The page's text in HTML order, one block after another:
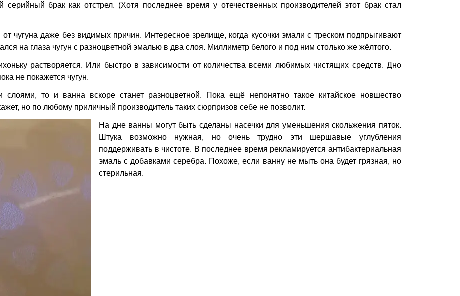
серийный брак как отстрел. (Хотя последнее время у отечественных производителей этот брак стал
чугуна даже без видимых причин. Интересное зрелище, когда кусочки эмали с треском подпрыгивают
на глаза чугун с разноцветной эмалью в два слоя. Миллиметр белого и под ним столько же жёлтого.
растворяется. Или быстро в зависимости от количества всеми любимых чистящих средств. Дно
не покажется чугун.
то и ванна вскоре станет разноцветной. Пока ещё непонятно такое китайское новшество
но по любому приличный производитель таких сюрпризов себе не позволит.
На дне ванны могут быть сделаны насечки для уменьшения скольжения пяток.
Штука возможно нужная, но очень трудно эти шершавые углубления
поддерживать в чистоте. В последнее время рекламируется антибактериальная
эмаль с добавками серебра. Похоже, если ванну не мыть она будет грязная, но
стерильная.